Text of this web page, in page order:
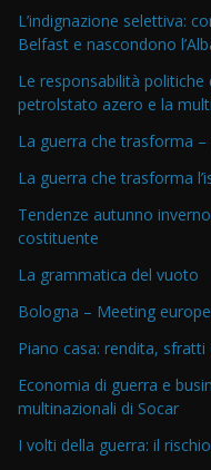
L’indignazione selettiva:
Belfast e nascondono
Le responsabilità politiche
petrolstato azero e la
La guerra che trasforma
La guerra che trasforma
Tendenze autunno
costituente
La grammatica del vuoto
Bologna – Meeting
Piano casa: rendita, sfratti
Economia di guerra e
multinazionali di Socar
I volti della guerra: il